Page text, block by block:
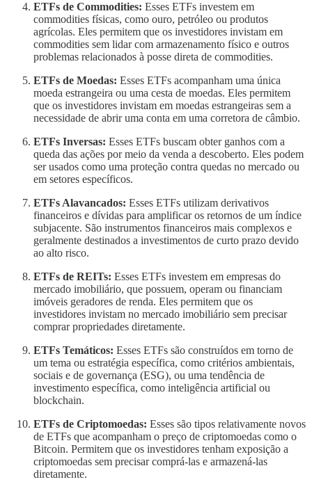
ETFs de Commodities: Esses ETFs investem em
commodities físicas, como ouro, petróleo ou produtos
agrícolas. Eles permitem que os investidores invistam em
commodities sem lidar com armazenamento físico e outros
problemas relacionados à posse direta de commodities.
ETFs de Moedas: Esses ETFs acompanham uma única
moeda estrangeira ou uma cesta de moedas. Eles permitem
que os investidores invistam em moedas estrangeiras sem a
necessidade de abrir uma conta em uma corretora de câmbio.
ETFs Inversas: Esses ETFs buscam obter ganhos com a
queda das ações por meio da venda a descoberto. Eles podem
ser usados como uma proteção contra quedas no mercado ou
em setores específicos.
ETFs Alavancados: Esses ETFs utilizam derivativos
financeiros e dívidas para amplificar os retornos de um índice
subjacente. São instrumentos financeiros mais complexos e
geralmente destinados a investimentos de curto prazo devido
ao alto risco.
ETFs de REITs: Esses ETFs investem em empresas do
mercado imobiliário, que possuem, operam ou financiam
imóveis geradores de renda. Eles permitem que os
investidores invistam no mercado imobiliário sem precisar
comprar propriedades diretamente.
ETFs Temáticos: Esses ETFs são construídos em torno de
um tema ou estratégia específica, como critérios ambientais,
sociais e de governança (ESG), ou uma tendência de
investimento específica, como inteligência artificial ou
blockchain.
ETFs de Criptomoedas: Esses são tipos relativamente novos
de ETFs que acompanham o preço de criptomoedas como o
Bitcoin. Permitem que os investidores tenham exposição a
criptomoedas sem precisar comprá-las e armazená-las
diretamente.